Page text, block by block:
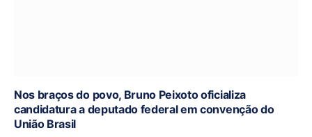
Nos braços do povo, Bruno Peixoto oficializa
candidatura a deputado federal em convenção do
União Brasil